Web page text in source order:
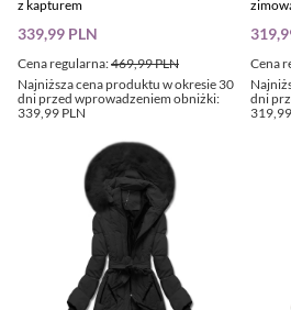
z kapturem
Cena regularna:469,99 PLN
339,99 PLN
Najniższa cena produktu w okresie 30
dni przed wprowadzeniem obniżki:
339,99 PLN
Cena
dni